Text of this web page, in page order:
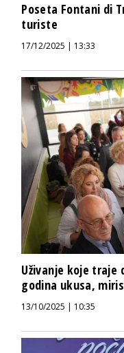
Poseta Fontani di
turiste
17/12/2025 | 13:33
Uživanje koje traje
godina ukusa,
13/10/2025 | 10:35